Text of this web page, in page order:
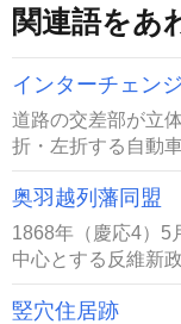
関連語をあ
インターチェンジ
道路の交差部が立
折・左折する自動
奥羽越列藩同盟
1868年（慶応4）5
中心とする反維新
竪穴住居跡